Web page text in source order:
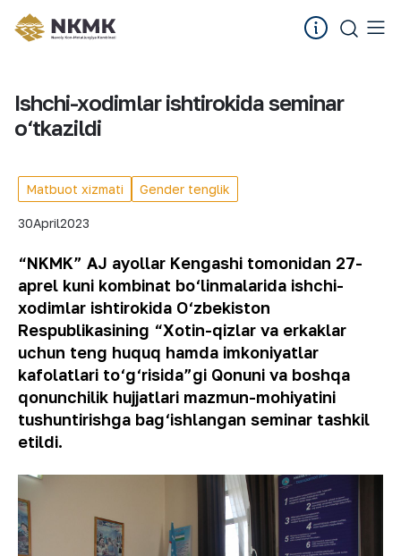
Ishchi-xodimlar ishtirokida seminar
o‘tkazildi
Matbuot xizmati Gender tenglik
30April2023
“NKMK” AJ ayollar Kengashi tomonidan 27-
aprel kuni kombinat bo‘linmalarida ishchi-
xodimlar ishtirokida O‘zbekiston
Respublikasining “Xotin-qizlar va erkaklar
uchun teng huquq hamda imkoniyatlar
kafolatlari to‘g‘risida”gi Qonuni va boshqa
qonunchilik hujjatlari mazmun-mohiyatini
tushuntirishga bag‘ishlangan seminar tashkil
etildi.